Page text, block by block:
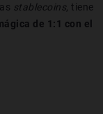
stablecoins , tiene
de 1:1 con el